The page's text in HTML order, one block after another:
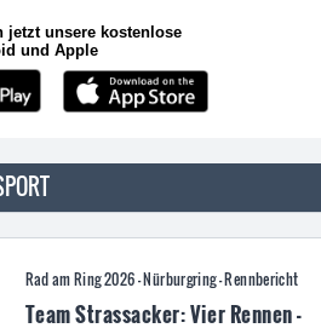
jetzt unsere kostenlose
und Apple
Rad am Ring 2026 - Nürburgring - Rennbericht
Team Strassacker: Vier Rennen -